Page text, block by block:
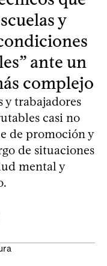
y
ante un
complejo
y trabajadores
casi no
de promoción y
de situaciones
mental y